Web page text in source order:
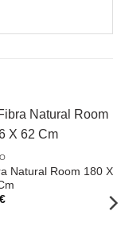
Natural Room 180 X
€